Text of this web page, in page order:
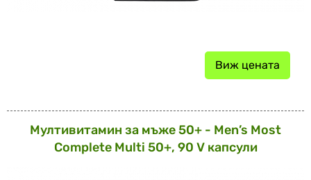
Виж цената
Мултивитамин за мъже 50+ - Мen’s Most
Complete Multi 50+, 90 V капсули